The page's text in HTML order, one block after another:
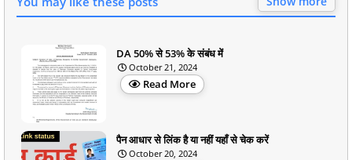
DA 50% से 53% के संबंध में
October 21, 2024
Read More
पैन आधार से लिंक है या नहीं यहाँ से चेक करें
October 20, 2024